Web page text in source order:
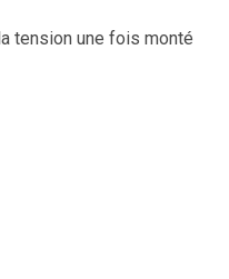
tension une fois monté